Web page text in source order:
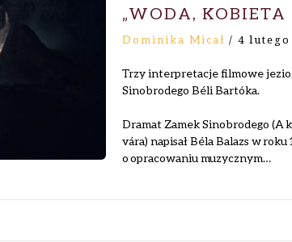
„WODA, KOBIETA
Dominika Micał / 4 lutego
Trzy interpretacje filmowe
Sinobrodego Béli Bartóka.
Dramat Zamek Sinobrodego (A
vára) napisał Béla Balazs w roku
o opracowaniu muzycznym…